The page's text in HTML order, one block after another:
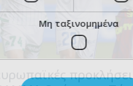
Μη ταξινομημένα